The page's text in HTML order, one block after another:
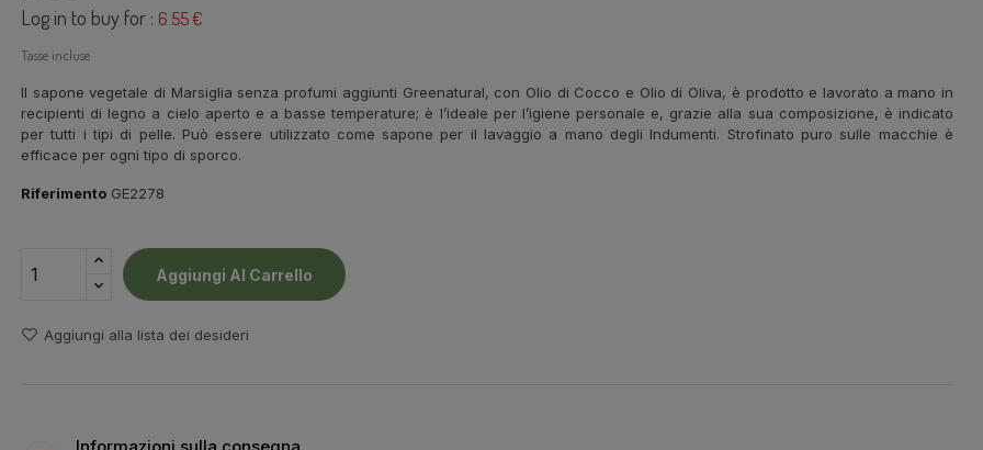
Log in to buy for : 6.55 €
Tasse incluse
Il sapone vegetale di Marsiglia senza profumi aggiunti Greenatural, con Olio di Cocco e Olio di Oliva, è prodotto e lavorato a mano in
recipienti di legno a cielo aperto e a basse temperature; è l’ideale per l’igiene personale e, grazie alla sua composizione, è indicato
per tutti i tipi di pelle. Può essere utilizzato come sapone per il lavaggio a mano degli Indumenti. Strofinato puro sulle macchie è
efficace per ogni tipo di sporco.
Riferimento GE2278
Aggiungi Al Carrello
Aggiungi alla lista dei desideri